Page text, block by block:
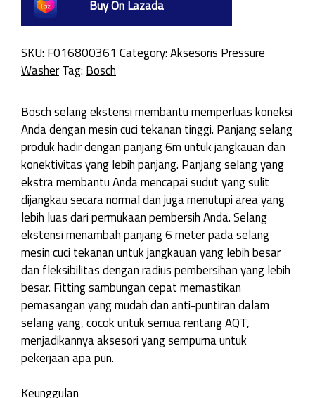
Buy On Lazada
SKU: F016800361 Category:Aksesoris Pressure
WasherTag: Bosch
Bosch selang ekstensi membantu memperluas koneksi
Anda dengan mesin cuci tekanan tinggi. Panjang selang
produk hadir dengan panjang 6m untuk jangkauan dan
konektivitas yang lebih panjang. Panjang selang yang
ekstra membantu Anda mencapai sudut yang sulit
dijangkau secara normal dan juga menutupi area yang
lebih luas dari permukaan pembersih Anda. Selang
ekstensi menambah panjang 6 meter pada selang
mesin cuci tekanan untuk jangkauan yang lebih besar
dan fleksibilitas dengan radius pembersihan yang lebih
besar. Fitting sambungan cepat memastikan
pemasangan yang mudah dan anti-puntiran dalam
selang yang, cocok untuk semua rentang AQT,
menjadikannya aksesori yang sempurna untuk
pekerjaan apa pun.
Keunggulan